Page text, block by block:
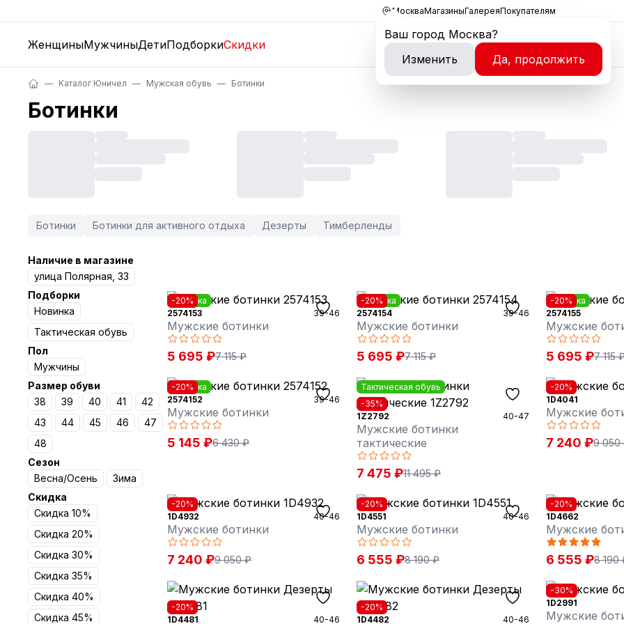
Москва
Ваш город Москва?
Изменить
Да, продолжить
МагазиныГалереяПокупателям
ЖенщиныМужчиныДетиПодборкиСкидки
Каталог Юничел Мужская обувь Ботинки
Ботинки
Ботинки Ботинки для активного отдыха Дезерты Тимберленды
Наличие в магазине
улица Полярная, 33
Подборки
Новинка
Тактическая обувь
Пол
Мужчины
Размер обуви
38
39 40 41
42
43
44 45 46
47
48
Сезон
Весна/Осень
Зима
Скидка
Скидка 10%
Скидка 20%
Скидка 30%
Скидка 35%
Скидка 40%
Скидка 45%
Новинка
-20%
2574153
39-46
Мужские ботинки
5 695 ₽7 115 ₽
Новинка
-20%
2574154
39-46
Мужские ботинки
5 695 ₽7 115 ₽
Новинка
-20%
2574155
Мужские
5 695 ₽7 115
Новинка
-20%
2574152
39-46
Мужские ботинки
5 145 ₽6 430 ₽
Тактическая обувь
-35%
1Z2792
40-47
Мужские ботинки
тактические
7 475 ₽11 495 ₽
-20%
1D4041
Мужские
7 240 ₽9 050
-20%
1D4932
40-46
Мужские ботинки
7 240 ₽9 050 ₽
-20%
1D4551
40-46
Мужские ботинки
6 555 ₽8 190 ₽
-20%
1D4662
Мужские
6 555 ₽8 190
-20%
1D4481
40-46
-20%
1D4482
40-46
-30%
1D2991
Мужские